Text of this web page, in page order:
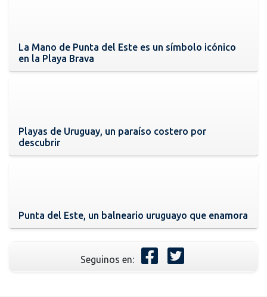
La Mano de Punta del Este es un símbolo icónico
en la Playa Brava
Playas de Uruguay, un paraíso costero por
descubrir
Punta del Este, un balneario uruguayo que enamora
Seguinos en: